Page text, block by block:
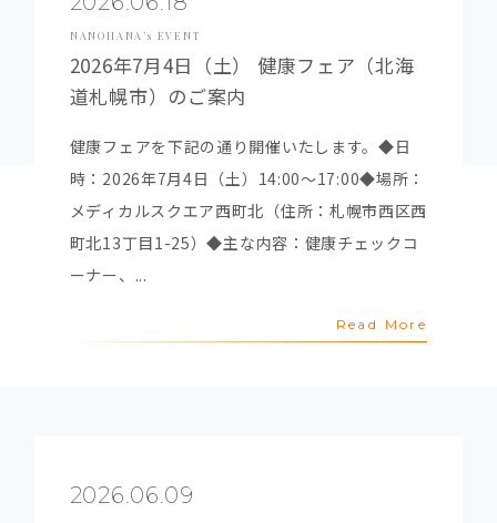
NANOHANA’s EVENT
2026年7月4日（土） 健康フェア（北海
道札幌市）のご案内
健康フェアを下記の通り開催いたします。◆日
時：2026年7月4日（土）14:00～17:00◆場所：
メディカルスクエア西町北（住所：札幌市西区西
町北13丁目1-25）◆主な内容：健康チェックコ
ーナー、...
Read More
2026.06.09